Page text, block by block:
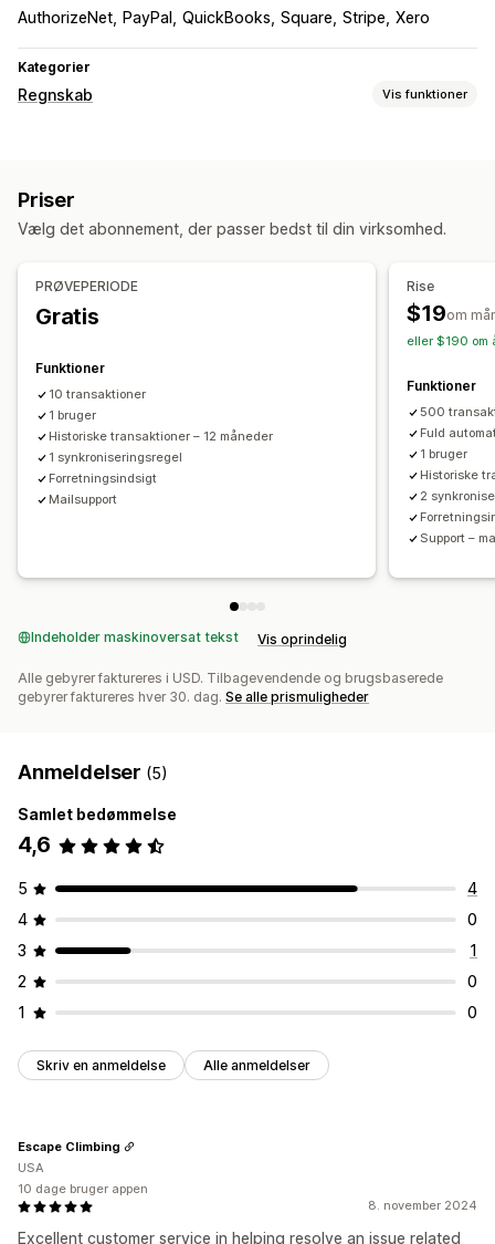
AuthorizeNet PayPal QuickBooks Square Stripe Xero
Kategorier
Regnskab Vis funktioner
Omsætningsskat
Sporing af kostpris for solgte varer Tilpassede rapporter
Oversigt over dagligt salg
Udbetalinger Kunder
Priser
Vælg det abonnement, der passer bedst til din virksomhed.
PRØVEPERIODE
Gratis
Funktioner
10 transaktioner
1 bruger
Historiske transaktioner – 12 måneder
1 synkroniseringsregel
Forretningsindsigt
Mailsupport
Rise
$19om
eller $190 om
Funktioner
500
Fuld
1 bruger
Historiske
2
Support –
Indeholder maskinoversat tekst Vis oprindelig
Alle gebyrer faktureres i USD. Tilbagevendende og brugsbaserede
gebyrer faktureres hver 30. dag. Se alle prismuligheder
Anmeldelser (5)
Samlet bedømmelse
4,6
5
4
4
0
3
1
2
0
1
0
Skriv en anmeldelse Alle anmeldelser
8. november 2024
Excellent customer service in helping resolve an issue related
Escape Climbing
USA
10 dage bruger appen